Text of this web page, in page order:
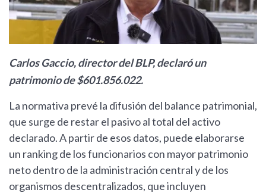
Carlos Gaccio, director del BLP, declaró un
patrimonio de $601.856.022.
La normativa prevé la difusión del balance patrimonial,
que surge de restar el pasivo al total del activo
declarado. A partir de esos datos, puede elaborarse
un ranking de los funcionarios con mayor patrimonio
neto dentro de la administración central y de los
organismos descentralizados, que incluyen